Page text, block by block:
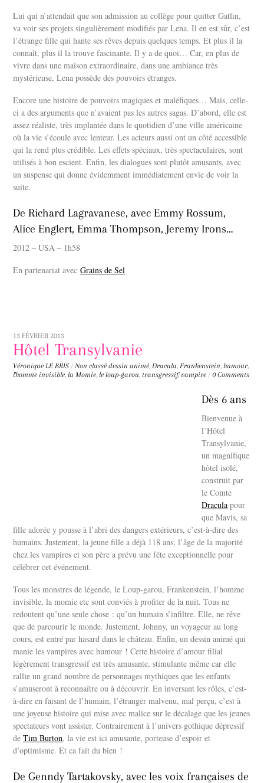
Lui qui n’attendait que son admission au collège pour quitter Gatlin,
va voir ses projets singulièrement modifiés par Lena. Il en est sûr, c’est
l’étrange fille qui hante ses rêves depuis quelques temps. Et plus il la
connaît, plus il la trouve fascinante. Il y a de quoi… Car, en plus de
vivre dans une maison extraordinaire, dans une ambiance très
mystérieuse, Lena possède des pouvoirs étranges.
Encore une histoire de pouvoirs magiques et maléfiques… Mais, celle-
ci a des arguments que n’avaient pas les autres sagas. D’abord, elle est
assez réaliste, très implantée dans le quotidien d’une ville américaine
où la vie s’écoule avec lenteur. Les acteurs aussi ont un côté accessible
qui la rend plus crédible. Les effets spéciaux, très spectaculaires, sont
utilisés à bon escient. Enfin, les dialogues sont plutôt amusants, avec
un suspense qui donne évidemment immédiatement envie de voir la
suite.
De Richard Lagravanese, avec Emmy Rossum,
Alice Englert, Emma Thompson, Jeremy Irons…
2012 – USA – 1h58
En partenariat avecGrains de Sel
13 FÉVRIER 2013
Hôtel Transylvanie
Véronique LE BRIS / Non classé dessin animé,Dracula,Frankenstein,humour,
l'homme invisible,la Momie,le loup-garou, transgressif,vampire / 0 Comments
Dès 6 ans
Bienvenue à
l’Hôtel
Transylvanie,
un magnifique
hôtel isolé,
construit par
le Comte
Dracula pour
que Mavis, sa
fille adorée y pousse à l’abri des dangers extérieurs, c’est-à-dire des
humains. Justement, la jeune fille a déjà 118 ans, l’âge de la majorité
chez les vampires et son père a prévu une fête exceptionnelle pour
célébrer cet événement.
Tous les monstres de légende, le Loup-garou, Frankenstein, l’homme
invisible, la momie etc sont conviés à profiter de la nuit. Tous ne
redoutent qu’une seule chose : qu’un humain s’infiltre. Elle, ne rêve
que de parcourir le monde. Justement, Johnny, un voyageur au long
cours, est entré par hasard dans le château. Enfin, un dessin animé qui
manie les vampires avec humour ! Cette histoire d’amour filial
légèrement transgressif est très amusante, stimulante même car elle
rallie un grand nombre de personnages mythiques que les enfants
s’amuseront à reconnaître ou à découvrir. En inversant les rôles, c’est-
à-dire en faisant de l’humain, l’étranger malvenu, mal perçu, c’est à
une joyeuse histoire qui mise avec malice sur le décalage que les jeunes
spectateurs vont assister. Contrairement à l’univers gothique dépressif
deTim Burton, la vie est ici amusante, porteuse d’espoir et
d’optimisme. Et ca fait du bien !
De Genndy Tartakovsky, avec les voix françaises de